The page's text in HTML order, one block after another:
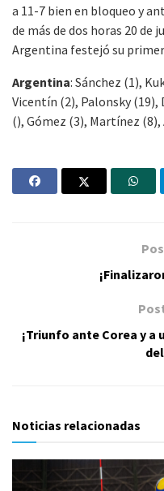
a 11-7 bien en bloqueo y
de más de dos horas 20
Argentina festejó su
Argentina: Sánchez (1),
Vicentín (2), Palonsky (19),
(), Gómez (3), Martínez
¡Triunfo ante Corea y
Noticias relacionadas